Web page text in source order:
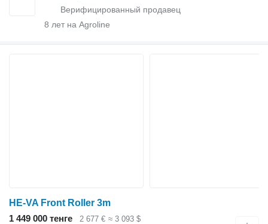
8 лет на Agroline
HE-VA Front Roller 3m
1 449 000 тенге
2 677 € ≈ 3 093 $